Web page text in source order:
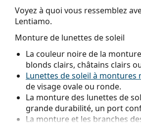
Voyez à quoi vous ressemblez
Lentiamo.
Monture de lunettes de soleil
La couleur noire de la
blonds clairs, châtains clairs
Lunettes de soleil à montures
de visage ovale ou ronde.
La monture des lunettes de
grande durabilité, un port
La monture et les branches